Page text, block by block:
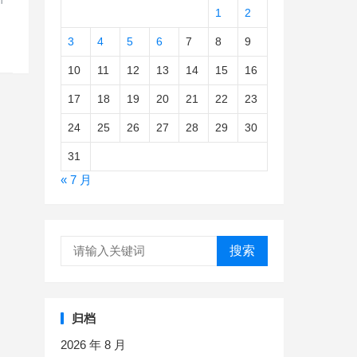
1 2
3 4 5 6 7 8 9
10 11 12 13 14 15 16
17 18 19 20 21 22 23
24 25 26 27 28 29 30
31
« 7 月
搜索
归档
2026 年 8 月